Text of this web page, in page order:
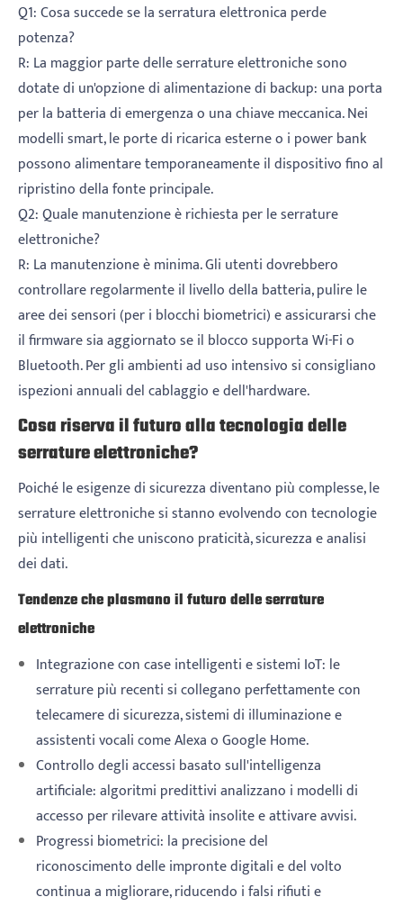
Q1: Cosa succede se la serratura elettronica perde
potenza?
R: La maggior parte delle serrature elettroniche sono
dotate di un'opzione di alimentazione di backup: una porta
per la batteria di emergenza o una chiave meccanica. Nei
modelli smart, le porte di ricarica esterne o i power bank
possono alimentare temporaneamente il dispositivo fino al
ripristino della fonte principale.
Q2: Quale manutenzione è richiesta per le serrature
elettroniche?
R: La manutenzione è minima. Gli utenti dovrebbero
controllare regolarmente il livello della batteria, pulire le
aree dei sensori (per i blocchi biometrici) e assicurarsi che
il firmware sia aggiornato se il blocco supporta Wi-Fi o
Bluetooth. Per gli ambienti ad uso intensivo si consigliano
ispezioni annuali del cablaggio e dell'hardware.
Cosa riserva il futuro alla tecnologia delle
serrature elettroniche?
Poiché le esigenze di sicurezza diventano più complesse, le
serrature elettroniche si stanno evolvendo con tecnologie
più intelligenti che uniscono praticità, sicurezza e analisi
dei dati.
Tendenze che plasmano il futuro delle serrature
elettroniche
Integrazione con case intelligenti e sistemi IoT: le
serrature più recenti si collegano perfettamente con
telecamere di sicurezza, sistemi di illuminazione e
assistenti vocali come Alexa o Google Home.
Controllo degli accessi basato sull'intelligenza
artificiale: algoritmi predittivi analizzano i modelli di
accesso per rilevare attività insolite e attivare avvisi.
Progressi biometrici: la precisione del
riconoscimento delle impronte digitali e del volto
continua a migliorare, riducendo i falsi rifiuti e